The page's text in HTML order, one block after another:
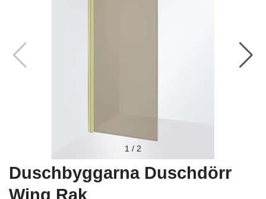
1 / 2
Duschbyggarna Duschdörr
Wing Rak